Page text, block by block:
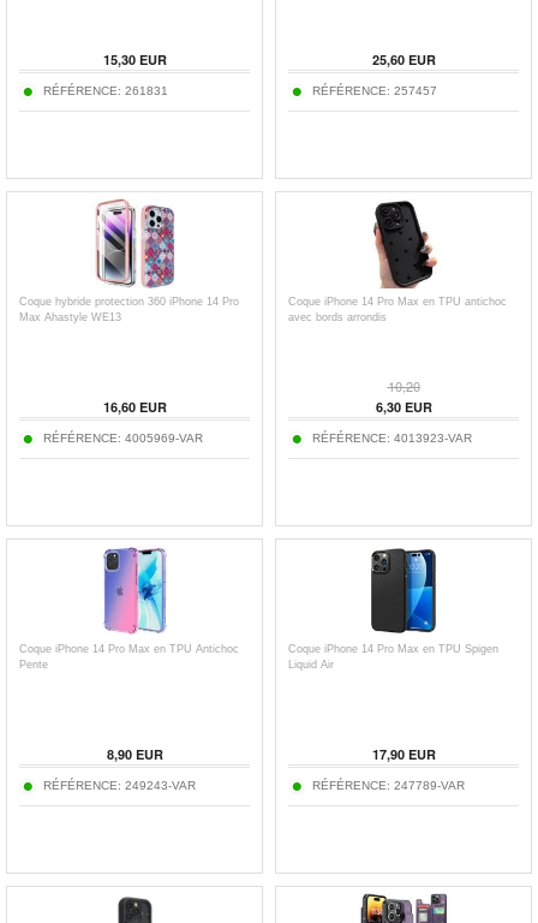
15,30EUR
RÉFÉRENCE: 261831
25,60EUR
RÉFÉRENCE: 257457
Coque hybride protection 360 iPhone 14 Pro
Max Ahastyle WE13
16,60EUR
RÉFÉRENCE: 4005969-VAR
Coque iPhone 14 Pro Max en TPU antichoc
avec bords arrondis
10,20
6,30EUR
RÉFÉRENCE: 4013923-VAR
Coque iPhone 14 Pro Max en TPU Antichoc
Pente
8,90EUR
RÉFÉRENCE: 249243-VAR
Coque iPhone 14 Pro Max en TPU Spigen
Liquid Air
17,90EUR
RÉFÉRENCE: 247789-VAR